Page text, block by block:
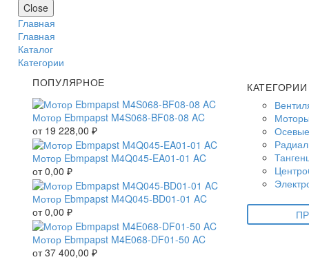
Close
Главная
Главная
Каталог
Категории
ПОПУЛЯРНОЕ
Мотор Ebmpapst M4S068-BF08-08 AC
от 19 228,00 ₽
Мотор Ebmpapst M4Q045-EA01-01 AC
от0,00 ₽
Мотор Ebmpapst M4Q045-BD01-01 AC
от0,00 ₽
Мотор Ebmpapst M4E068-DF01-50 AC
от37 400,00 ₽
КАТЕГОРИИ